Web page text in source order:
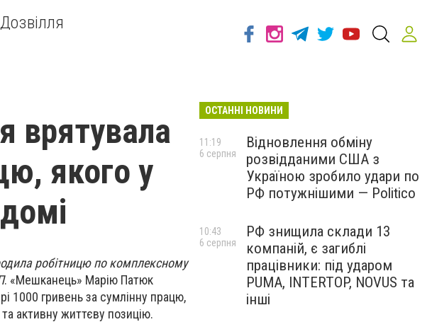
Дозвілля
врятувала
якого у
робітницю по комплексному
. «Мешканець» Марію Патюк
1000 гривень за сумлінну працю,
активну життєву позицію.
ОСТАННІ НОВИНИ
Відновлення обміну
розвідданими США з
Україною зробило удари по
РФ потужнішими — Politico
11:19
6 серпня
РФ знищила склади 13
компаній, є загиблі
працівники: під ударом
PUMA, INTERTOP, NOVUS та
інші
10:43
6 серпня